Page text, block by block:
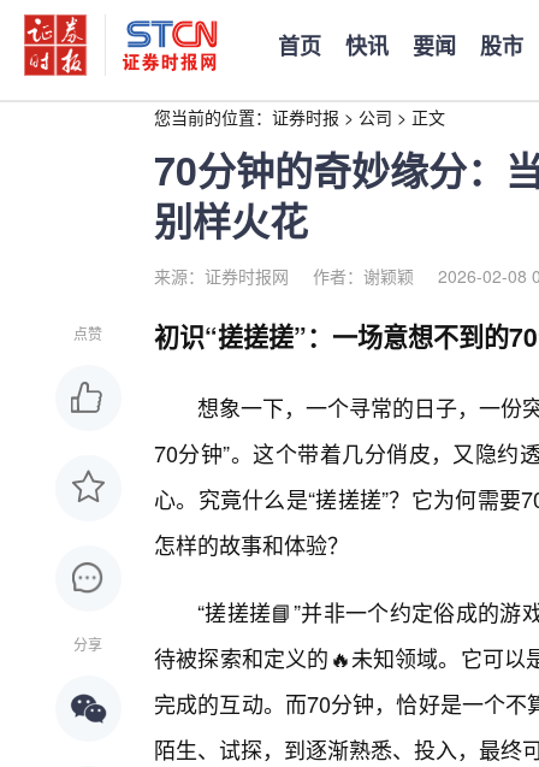
首页 快讯 要闻 股市
您当前的位置： 证券时报 > 公司 > 正文
70分钟的奇妙缘分：
别样火花
来源：证券时报网 作者：谢颖颖 2026-02-08
点赞
分享
初识“搓搓搓”：一场意想不到的
想象一下，一个寻常的日子，一份
70分钟”。这个带着几分俏皮，又隐约
心。究竟什么是“搓搓搓”？它为何需
怎样的故事和体验？
“搓搓搓📘”并非一个约定俗成的
待被探索和定义的🔥未知领域。它可
完成的互动。而70分钟，恰好是一个
陌生、试探，到逐渐熟悉、投入，最终